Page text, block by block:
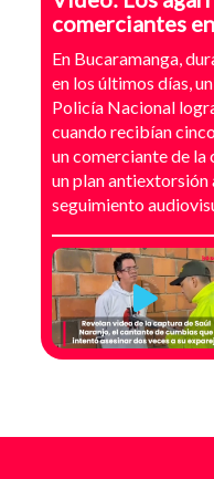
comerciantes
Bucaramanga
En Bucaramanga,
en los últimos días,
Policía Nacional
cuando recibían
un comerciante de la
un plan antiextorsión
seguimiento
digitales,
directa sobre
investigación no
temor de un
mensajes y llamadas